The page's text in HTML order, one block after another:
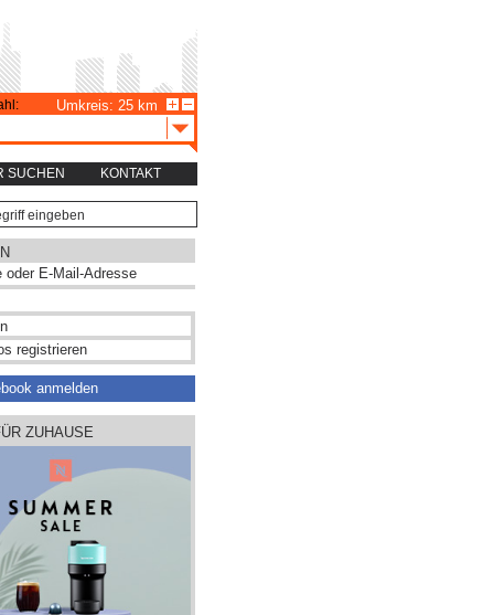
SUCHEN KONTAKT
Umkreis: 25 km
registrieren
anmelden
ZUHAUSE